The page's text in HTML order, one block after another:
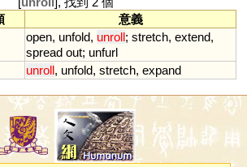
意義
open, unfold, unroll; stretch, extend,
spread out; unfurl
unroll, unfold, stretch, expand